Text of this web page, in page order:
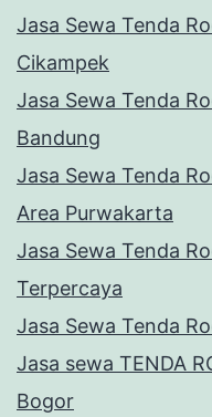
Jasa Sewa Tenda
Cikampek
Jasa Sewa Tenda
Bandung
Jasa Sewa Tenda
Area Purwakarta
Jasa Sewa Tenda
Terpercaya
Jasa Sewa Tenda
Jasa sewa TENDA
Bogor